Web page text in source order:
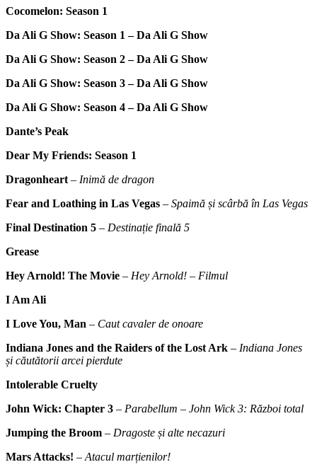
Cocomelon: Season 1
Da Ali G Show: Season 1 – Da Ali G Show
Da Ali G Show: Season 2 – Da Ali G Show
Da Ali G Show: Season 3 – Da Ali G Show
Da Ali G Show: Season 4 – Da Ali G Show
Dante’s Peak
Dear My Friends: Season 1
Dragonheart – Inimă de dragon
Fear and Loathing in Las Vegas – Spaimă și scârbă în Las Vegas
Final Destination 5 – Destinație finală 5
Grease
Hey Arnold! The Movie – Hey Arnold! – Filmul
I Am Ali
I Love You, Man – Caut cavaler de onoare
Indiana Jones and the Raiders of the Lost Ark – Indiana Jones
și căutătorii arcei pierdute
Intolerable Cruelty
John Wick: Chapter 3 – Parabellum – John Wick 3: Război total
Jumping the Broom – Dragoste și alte necazuri
Mars Attacks! – Atacul marțienilor!